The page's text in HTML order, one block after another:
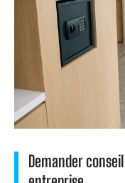
Demander